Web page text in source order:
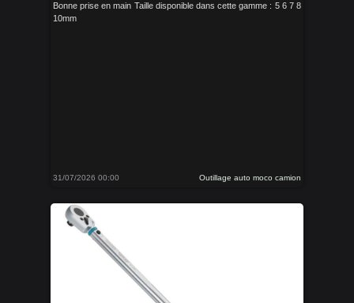
Bonne prise en main Taille disponible dans cette gamme : 5 6 7 8
10mm
31/07/2026 00:00 Outillage auto moco camion